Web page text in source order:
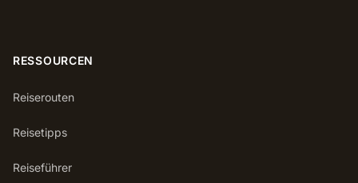
RESSOURCEN
Reiserouten
Reisetipps
Reiseführer